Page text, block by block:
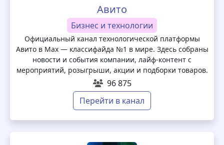
Авито
Бизнес и технологии
Официальный канал технологической платформы
Авито в Max — классифайда №1 в мире. Здесь собраны
новости и события компании, лайф‑контент с
мероприятий, розыгрыши, акции и подборки товаров.
96 875
Перейти в канал